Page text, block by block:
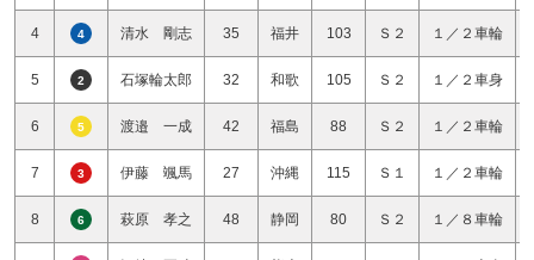
4 4 清水 剛志 35 福井 103 Ｓ２ １／２車輪
5 2 石塚輪太郎 32 和歌 105 Ｓ２ １／２車身
6 5 渡邉 一成 42 福島 88 Ｓ２ １／２車輪
7 3 伊藤 颯馬 27 沖縄 115 Ｓ１ １／２車輪
8 6 萩原 孝之 48 静岡 80 Ｓ２ １／８車輪